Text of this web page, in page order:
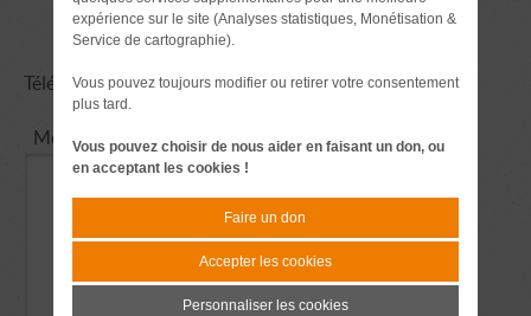
Email :
Téléphone :
Message :
expérience sur le site (Analyses statistiques, Monétisation &
Service de cartographie).
Vous pouvez toujours modifier ou retirer votre consentement
plus tard.
Vous pouvez choisir de nous aider en faisant un don, ou
en acceptant les cookies !
Faire un don
Accepter les cookies
Personnaliser les cookies